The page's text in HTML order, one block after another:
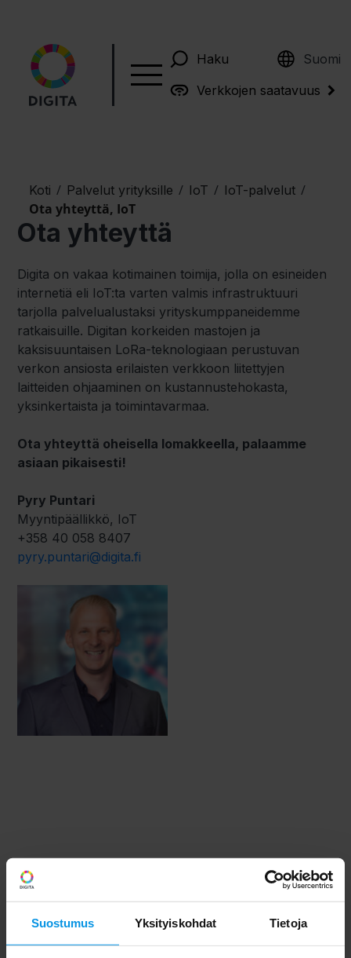
Suostumus Yksityiskohdat Tietoja
Haku Suomi
English
Verkkojen saatavuus
Koti / Palvelut yrityksille / IoT / IoT-palvelut /
Ota yhteyttä, IoT
Ota yhteyttä
Digita on vakaa kotimainen toimija, jolla on esineiden
internetiä eli IoT:ta varten valmis infrastruktuuri
tarjolla palvelualustaksi yrityskumppaneidemme
ratkaisuille. Digitan korkeiden mastojen ja
kaksisuuntaisen LoRa-teknologiaan perustuvan
verkon ansiosta erilaisten verkkoon liitettyjen
laitteiden ohjaaminen on kustannustehokasta,
yksinkertaista ja toimintavarmaa.
Ota yhteyttä oheisella lomakkeella, palaamme
asiaan pikaisesti!
Pyry Puntari
Myyntipäällikkö, IoT
+358 40 058 8407
pyry.puntari@digita.fi